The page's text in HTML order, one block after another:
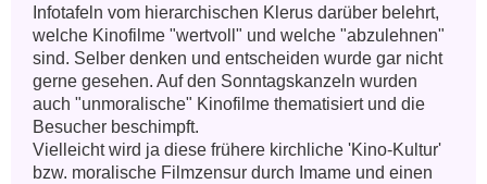
Infotafeln vom hierarchischen Klerus darüber belehrt,
welche Kinofilme "wertvoll" und welche "abzulehnen"
sind. Selber denken und entscheiden wurde gar nicht
gerne gesehen. Auf den Sonntagskanzeln wurden
auch "unmoralische" Kinofilme thematisiert und die
Besucher beschimpft.
Vielleicht wird ja diese frühere kirchliche 'Kino-Kultur'
bzw. moralische Filmzensur durch Imame und einen